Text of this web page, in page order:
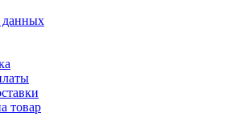
данных
товар